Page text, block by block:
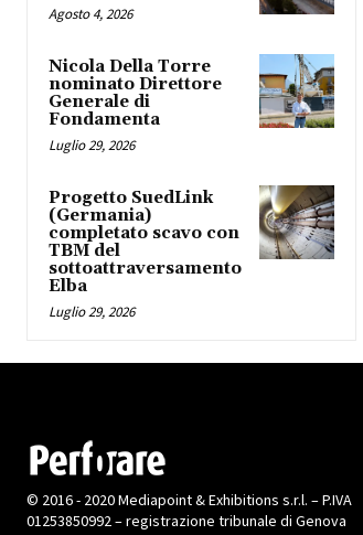
Agosto 4, 2026
Nicola Della Torre
nominato Direttore
Generale di
Fondamenta
Luglio 29, 2026
Progetto SuedLink
(Germania)
completato scavo con
TBM del
sottoattraversamento
Elba
Luglio 29, 2026
© 2016 - 2020 Mediapoint & Exhibitions s.r.l. – P.IVA
01253850992 – registrazione tribunale di Genova